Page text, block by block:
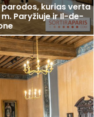
kurias verta
Paryžiuje ir Il-de-